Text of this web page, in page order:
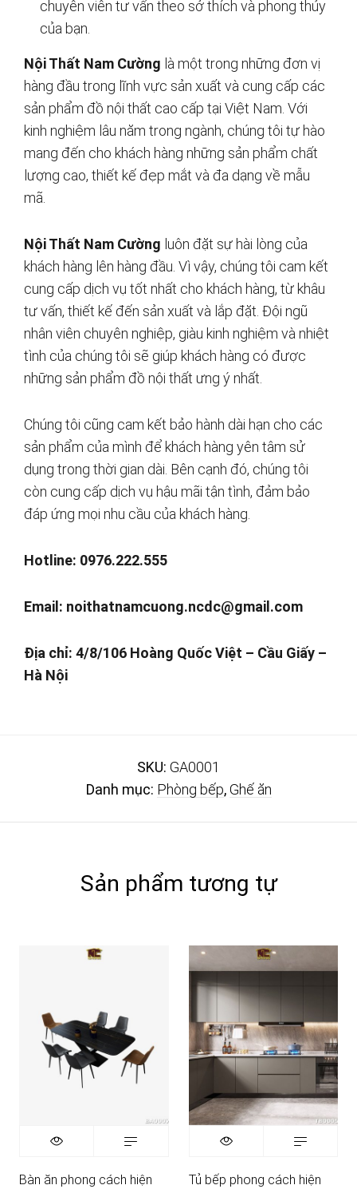
chuyên viên tư vấn theo sở thích và phong thủy
của bạn.
Nội Thất Nam Cường là một trong những đơn vị
hàng đầu trong lĩnh vực sản xuất và cung cấp các
sản phẩm đồ nội thất cao cấp tại Việt Nam. Với
kinh nghiệm lâu năm trong ngành, chúng tôi tự hào
mang đến cho khách hàng những sản phẩm chất
lượng cao, thiết kế đẹp mắt và đa dạng về mẫu
mã.
Nội Thất Nam Cường luôn đặt sự hài lòng của
khách hàng lên hàng đầu. Vì vậy, chúng tôi cam kết
cung cấp dịch vụ tốt nhất cho khách hàng, từ khâu
tư vấn, thiết kế đến sản xuất và lắp đặt. Đội ngũ
nhân viên chuyên nghiệp, giàu kinh nghiệm và nhiệt
tình của chúng tôi sẽ giúp khách hàng có được
những sản phẩm đồ nội thất ưng ý nhất.
Chúng tôi cũng cam kết bảo hành dài hạn cho các
sản phẩm của mình để khách hàng yên tâm sử
dụng trong thời gian dài. Bên cạnh đó, chúng tôi
còn cung cấp dịch vụ hậu mãi tận tình, đảm bảo
đáp ứng mọi nhu cầu của khách hàng.
Hotline: 0976.222.555
Email: noithatnamcuong.ncdc@gmail.com
Địa chỉ: 4/8/106 Hoàng Quốc Việt – Cầu Giấy –
Hà Nội
SKU: GA0001
Danh mục: Phòng bếp,Ghế ăn
Sản phẩm tương tự
Bàn ăn phong cách hiện
Tủ bếp phong cách hiện